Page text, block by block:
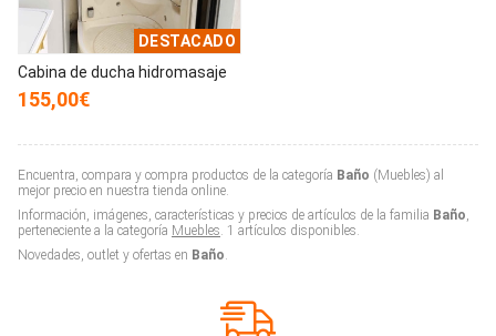
Encuentra, compara y compra productos de la categoría Baño (Muebles) al
mejor precio en nuestra tienda online.
Información, imágenes, características y precios de artículos de la familia Baño
perteneciente a la categoría Muebles . 1 artículos disponibles.
Novedades, outlet y ofertas en Baño
DESTACADO
Cabina de ducha hidromasaje
155,00€